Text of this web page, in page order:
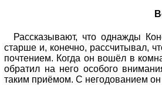
Рассказывают, что однажды
старше и, конечно, рассчитывал,
почтением. Когда он вошёл в
обратил на него особого
таким приёмом. С негодованием он